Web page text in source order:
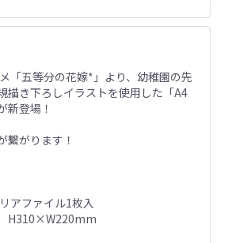
「五等分の花嫁*」より、幼稚園の先
描き下ろしイラストを使用した「A4
新登場！
繫がります！
アファイル1枚入
H310×W220mm